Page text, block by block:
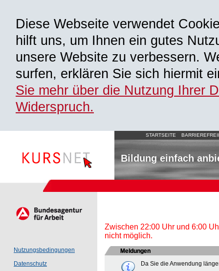
Diese Webseite verwendet
hilft uns, um Ihnen ein gutes
unsere Website zu verbessern.
surfen, erklären Sie sich hiermit
Sie mehr über die Nutzung Ihrer
Widerspruch.
STARTSEITE
Bildung einfach
Nutzungsbedingungen
Datenschutz
Zwischen 22:00 Uhr und 6:00
nicht möglich.
Meldungen
Da Sie die Anwendung